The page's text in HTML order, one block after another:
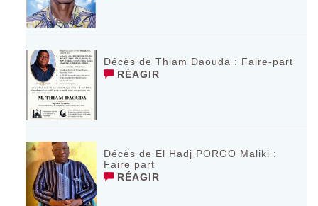
Décès de Thiam Daouda : Faire-part
RÉAGIR
Décès de El Hadj PORGO Maliki :
Faire part
RÉAGIR